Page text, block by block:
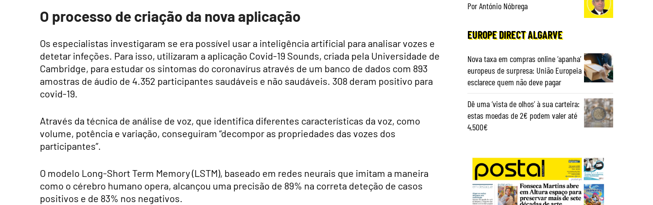
O processo de criação da nova aplicação
Os especialistas investigaram se era possível usar a inteligência artificial para analisar vozes e
detetar infeções. Para isso, utilizaram a aplicação Covid-19 Sounds, criada pela Universidade de
Cambridge, para estudar os sintomas do coronavírus através de um banco de dados com 893
amostras de áudio de 4.352 participantes saudáveis ​​e não saudáveis. 308 deram positivo para
covid-19.
Através da técnica de análise de voz, que identifica diferentes características da voz, como
volume, potência e variação, conseguiram “decompor as propriedades das vozes dos
participantes”.
O modelo Long-Short Term Memory (LSTM), baseado em redes neurais que imitam a maneira
como o cérebro humano opera, alcançou uma precisão de 89% na correta deteção de casos
positivos e de 83% nos negativos.
Por António Nóbrega
EUROPE DIRECT ALGARVE
Nova taxa em compras online ‘apanha’
europeus de surpresa: União Europeia
esclarece quem não deve pagar
Dê uma ‘vista de olhos’ à sua carteira:
estas moedas de 2€ podem valer até
4.500€